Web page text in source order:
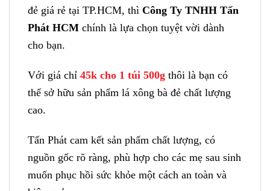
đẻ giá rẻ tại TP.HCM, thì Công Ty TNHH Tấn
Phát HCM chính là lựa chọn tuyệt vời dành
cho bạn.
Với giá chỉ 45k cho 1 túi 500g thôi là bạn có
thể sở hữu sản phẩm lá xông bà đẻ chất lượng
cao.
Tấn Phát cam kết sản phẩm chất lượng, có
nguồn gốc rõ ràng, phù hợp cho các mẹ sau sinh
muốn phục hồi sức khỏe một cách an toàn và